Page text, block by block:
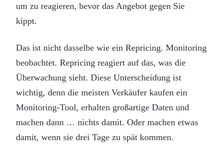
um zu reagieren, bevor das Angebot gegen Sie
kippt.
Das ist nicht dasselbe wie ein Repricing. Monitoring
beobachtet. Repricing reagiert auf das, was die
Überwachung sieht. Diese Unterscheidung ist
wichtig, denn die meisten Verkäufer kaufen ein
Monitoring-Tool, erhalten großartige Daten und
machen dann … nichts damit. Oder machen etwas
damit, wenn sie drei Tage zu spät kommen.